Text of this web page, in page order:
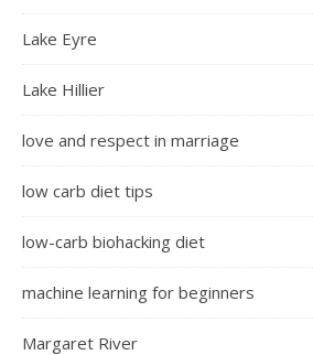
Lake Eyre
Lake Hillier
love and respect in marriage
low carb diet tips
low-carb biohacking diet
machine learning for beginners
Margaret River